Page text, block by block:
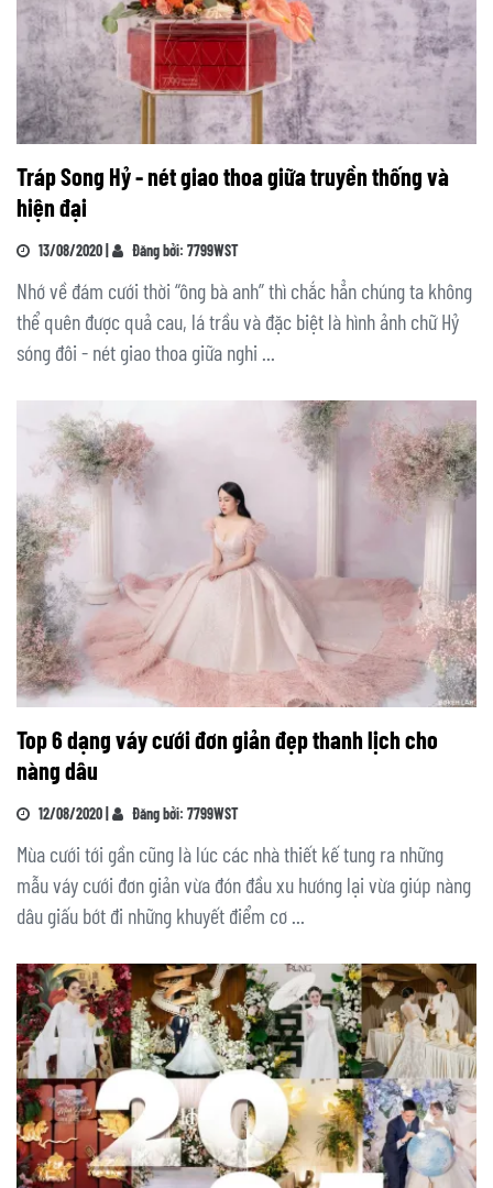
Tráp Song Hỷ - nét giao thoa giữa truyền thống và
hiện đại
13/08/2020 | Đăng bởi: 7799WST
Nhớ về đám cưới thời “ông bà anh” thì chắc hẳn chúng ta không
thể quên được quả cau, lá trầu và đặc biệt là hình ảnh chữ Hỷ
sóng đôi - nét giao thoa giữa nghi ...
Top 6 dạng váy cưới đơn giản đẹp thanh lịch cho
nàng dâu
12/08/2020 | Đăng bởi: 7799WST
Mùa cưới tới gần cũng là lúc các nhà thiết kế tung ra những
mẫu váy cưới đơn giản vừa đón đầu xu hướng lại vừa giúp nàng
dâu giấu bớt đi những khuyết điểm cơ ...